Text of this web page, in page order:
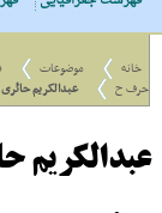
خانه موضوعات
حرف ح
عبدالکریم
عبدالکریم